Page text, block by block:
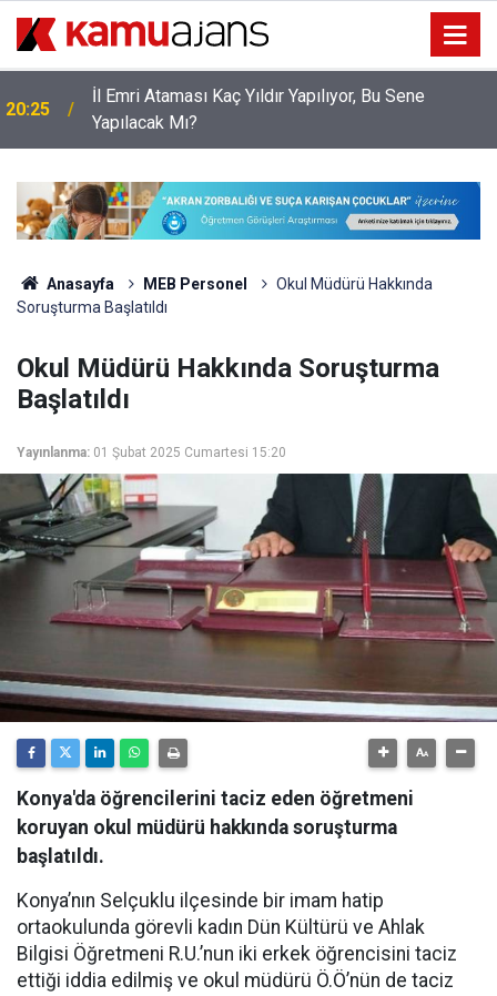
20:25
İl Emri Ataması Kaç Yıldır Yapılıyor, Bu Sene
Yapılacak Mı?
Anasayfa MEB Personel
Okul Müdürü Hakkında
Soruşturma Başlatıldı
Okul Müdürü Hakkında Soruşturma
Başlatıldı
Yayınlanma: 01 Şubat 2025 Cumartesi 15:20
Konya'da öğrencilerini taciz eden öğretmeni
koruyan okul müdürü hakkında soruşturma
başlatıldı.
Konya’nın Selçuklu ilçesinde bir imam hatip
ortaokulunda görevli kadın Dün Kültürü ve Ahlak
Bilgisi Öğretmeni R.U.’nun iki erkek öğrencisini taciz
ettiği iddia edilmiş ve okul müdürü Ö.Ö’nün de taciz